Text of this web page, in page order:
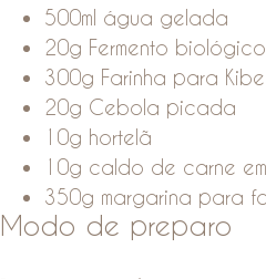
500ml água gelada
20g Fermento biológico
300g Farinha para
20g Cebola picada
10g hortelã
10g caldo de carne
350g margarina para
Modo de preparo